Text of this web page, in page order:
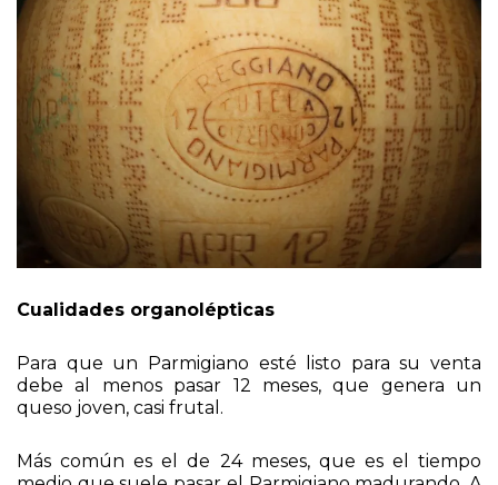
Para que un Parmigiano esté listo para su venta
debe al menos pasar 12 meses, que genera un